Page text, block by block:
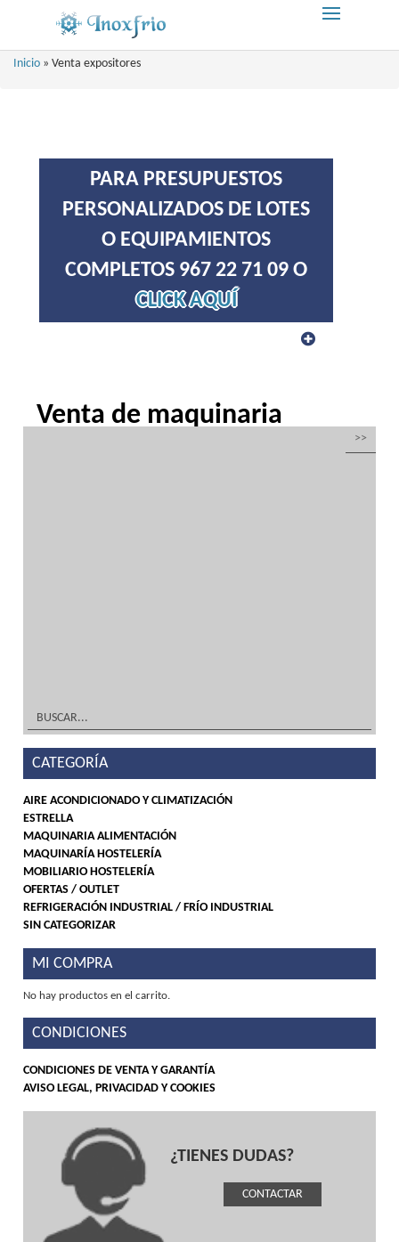
Inicio » Venta expositores
PARA PRESUPUESTOS
PERSONALIZADOS DE LOTES
O EQUIPAMIENTOS
COMPLETOS 967 22 71 09 O
CLICK AQUÍ
Venta de maquinaria
CATEGORÍA
AIRE ACONDICIONADO Y CLIMATIZACIÓN
ESTRELLA
MAQUINARIA ALIMENTACIÓN
MAQUINARÍA HOSTELERÍA
MOBILIARIO HOSTELERÍA
OFERTAS / OUTLET
REFRIGERACIÓN INDUSTRIAL / FRÍO INDUSTRIAL
SIN CATEGORIZAR
MI COMPRA
No hay productos en el carrito.
CONDICIONES
CONDICIONES DE VENTA Y GARANTÍA
AVISO LEGAL, PRIVACIDAD Y COOKIES
¿TIENES DUDAS?
CONTACTAR